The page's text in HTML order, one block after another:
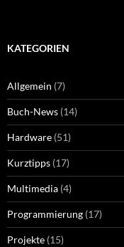
KATEGORIEN
Allgemein (7)
Buch-News (14)
Hardware (51)
Kurztipps (17)
Multimedia (4)
Programmierung (17)
Projekte (15)